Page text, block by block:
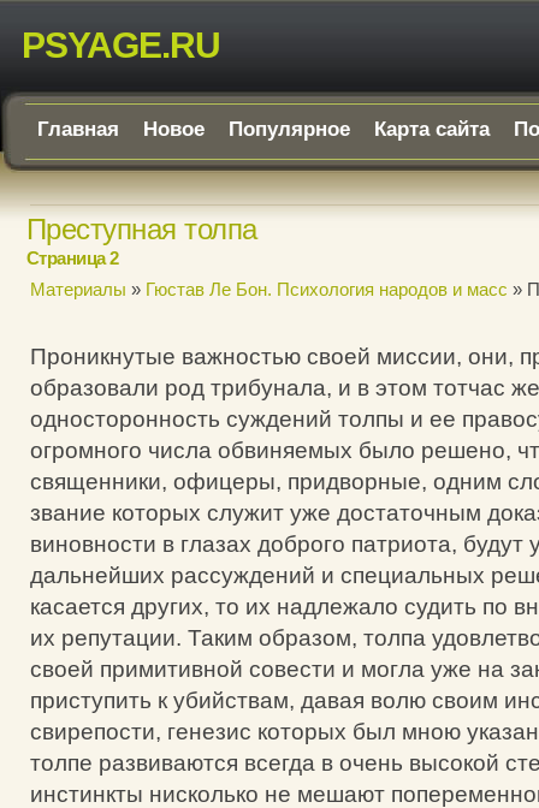
PSYAGE.RU
Главная Новое Популярное Карта сайта
Преступная толпа
Страница 2
Материалы » Гюстав Ле Бон. Психология народов и масс »
Проникнутые важностью своей миссии, они,
образовали род трибунала, и в этом тотчас
односторонность суждений толпы и ее
огромного числа обвиняемых было решено,
священники, офицеры, придворные, одним
звание которых служит уже достаточным
виновности в глазах доброго патриота, будут
дальнейших рассуждений и специальных
касается других, то их надлежало судить по
их репутации. Таким образом, толпа
своей примитивной совести и могла уже на
приступить к убийствам, давая волю своим
свирепости, генезис которых был мною
толпе развиваются всегда в очень высокой
инстинкты нисколько не мешают